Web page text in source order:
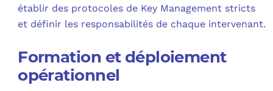
établir des protocoles de Key Management stricts
et définir les responsabilités de chaque intervenant.
Formation et déploiement
opérationnel